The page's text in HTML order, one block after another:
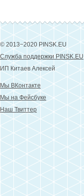
© 2013−2020 PINSK.EU
Служба поддержки PINSK.EU
ИП Китаев Алексей
Мы ВКонтакте
Мы на Фейсбуке
Наш Твиттер